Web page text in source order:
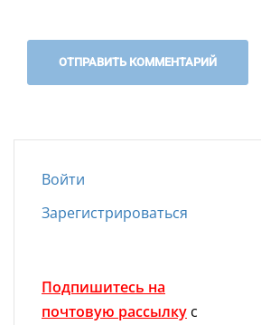
Войти
Зарегистрироваться
Подпишитесь на
почтовую рассылку с